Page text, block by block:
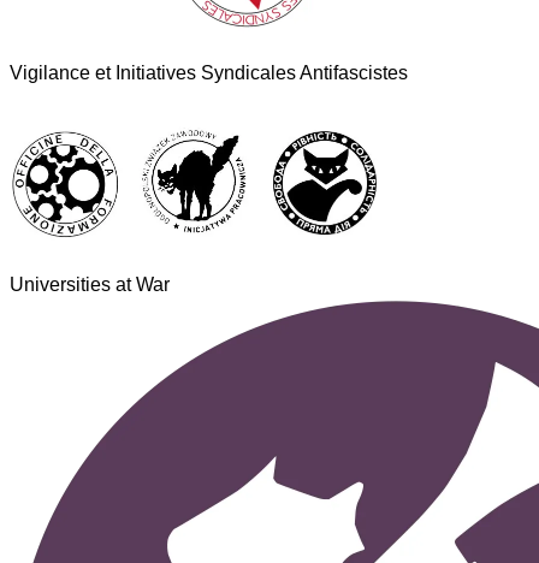
Vigilance et Initiatives Syndicales Antifascistes
Universities at War